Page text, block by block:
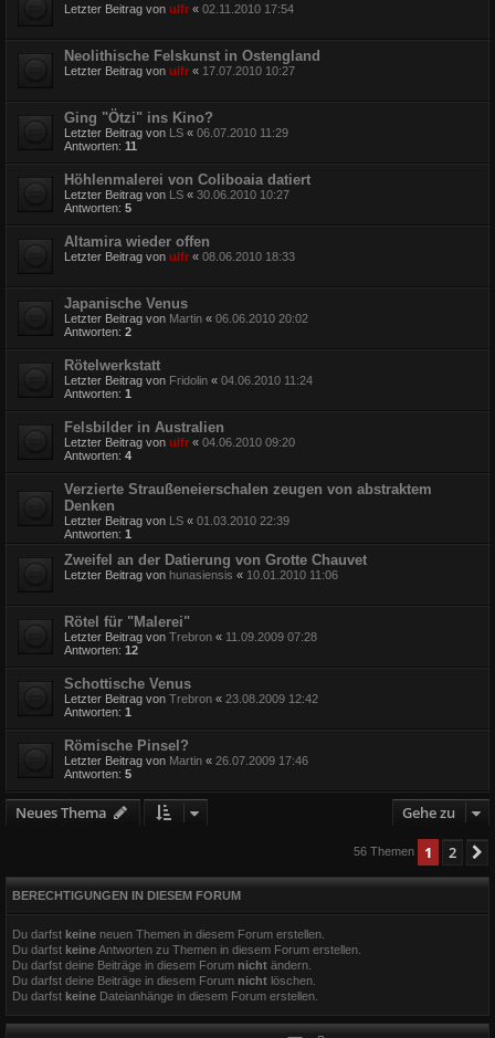
Letzter Beitrag von ulfr « 02.11.2010 17:54
Neolithische Felskunst in Ostengland
Letzter Beitrag von ulfr « 17.07.2010 10:27
Ging "Ötzi" ins Kino?
Letzter Beitrag von LS « 06.07.2010 11:29
Antworten: 11
Höhlenmalerei von Coliboaia datiert
Letzter Beitrag von LS « 30.06.2010 10:27
Antworten: 5
Altamira wieder offen
Letzter Beitrag von ulfr « 08.06.2010 18:33
Japanische Venus
Letzter Beitrag von Martin « 06.06.2010 20:02
Antworten: 2
Rötelwerkstatt
Letzter Beitrag von Fridolin « 04.06.2010 11:24
Antworten: 1
Felsbilder in Australien
Letzter Beitrag von ulfr « 04.06.2010 09:20
Antworten: 4
Verzierte Straußeneierschalen zeugen von abstraktem
Denken
Letzter Beitrag von LS « 01.03.2010 22:39
Antworten: 1
Zweifel an der Datierung von Grotte Chauvet
Letzter Beitrag von hunasiensis « 10.01.2010 11:06
Rötel für "Malerei"
Letzter Beitrag von Trebron « 11.09.2009 07:28
Antworten: 12
Schottische Venus
Letzter Beitrag von Trebron « 23.08.2009 12:42
Antworten: 1
Römische Pinsel?
Letzter Beitrag von Martin « 26.07.2009 17:46
Antworten: 5
Neues Thema Gehe zu
56 Themen 1 2
BERECHTIGUNGEN IN DIESEM FORUM
Du darfst keine neuen Themen in diesem Forum erstellen.
Du darfst keineAntworten zu Themen in diesem Forum erstellen.
Du darfst deine Beiträge in diesem Forum nicht ändern.
Du darfst deine Beiträge in diesem Forum nicht löschen.
Du darfst keine Dateianhänge in diesem Forum erstellen.